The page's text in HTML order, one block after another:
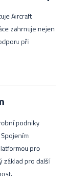
Aircraft
zahrnuje nejen
při
podniky
pro
základ pro další